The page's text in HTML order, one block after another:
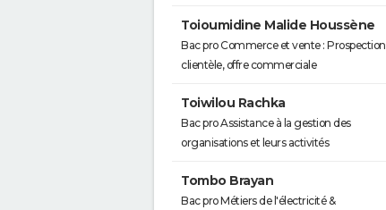
Toioumidine Malide Houssène
Bac pro Commerce et vente : Prospection
clientèle, offre commerciale
Toiwilou Rachka
Bac pro Assistance à la gestion des
organisations et leurs activités
Tombo Brayan
Bac pro Métiers de l'électricité &